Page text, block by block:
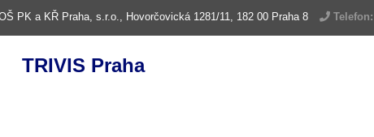
PK a KŘ Praha, s.r.o., Hovorčovická 1281/11, 182 00 Praha 8 Telefon:
TRIVIS Praha